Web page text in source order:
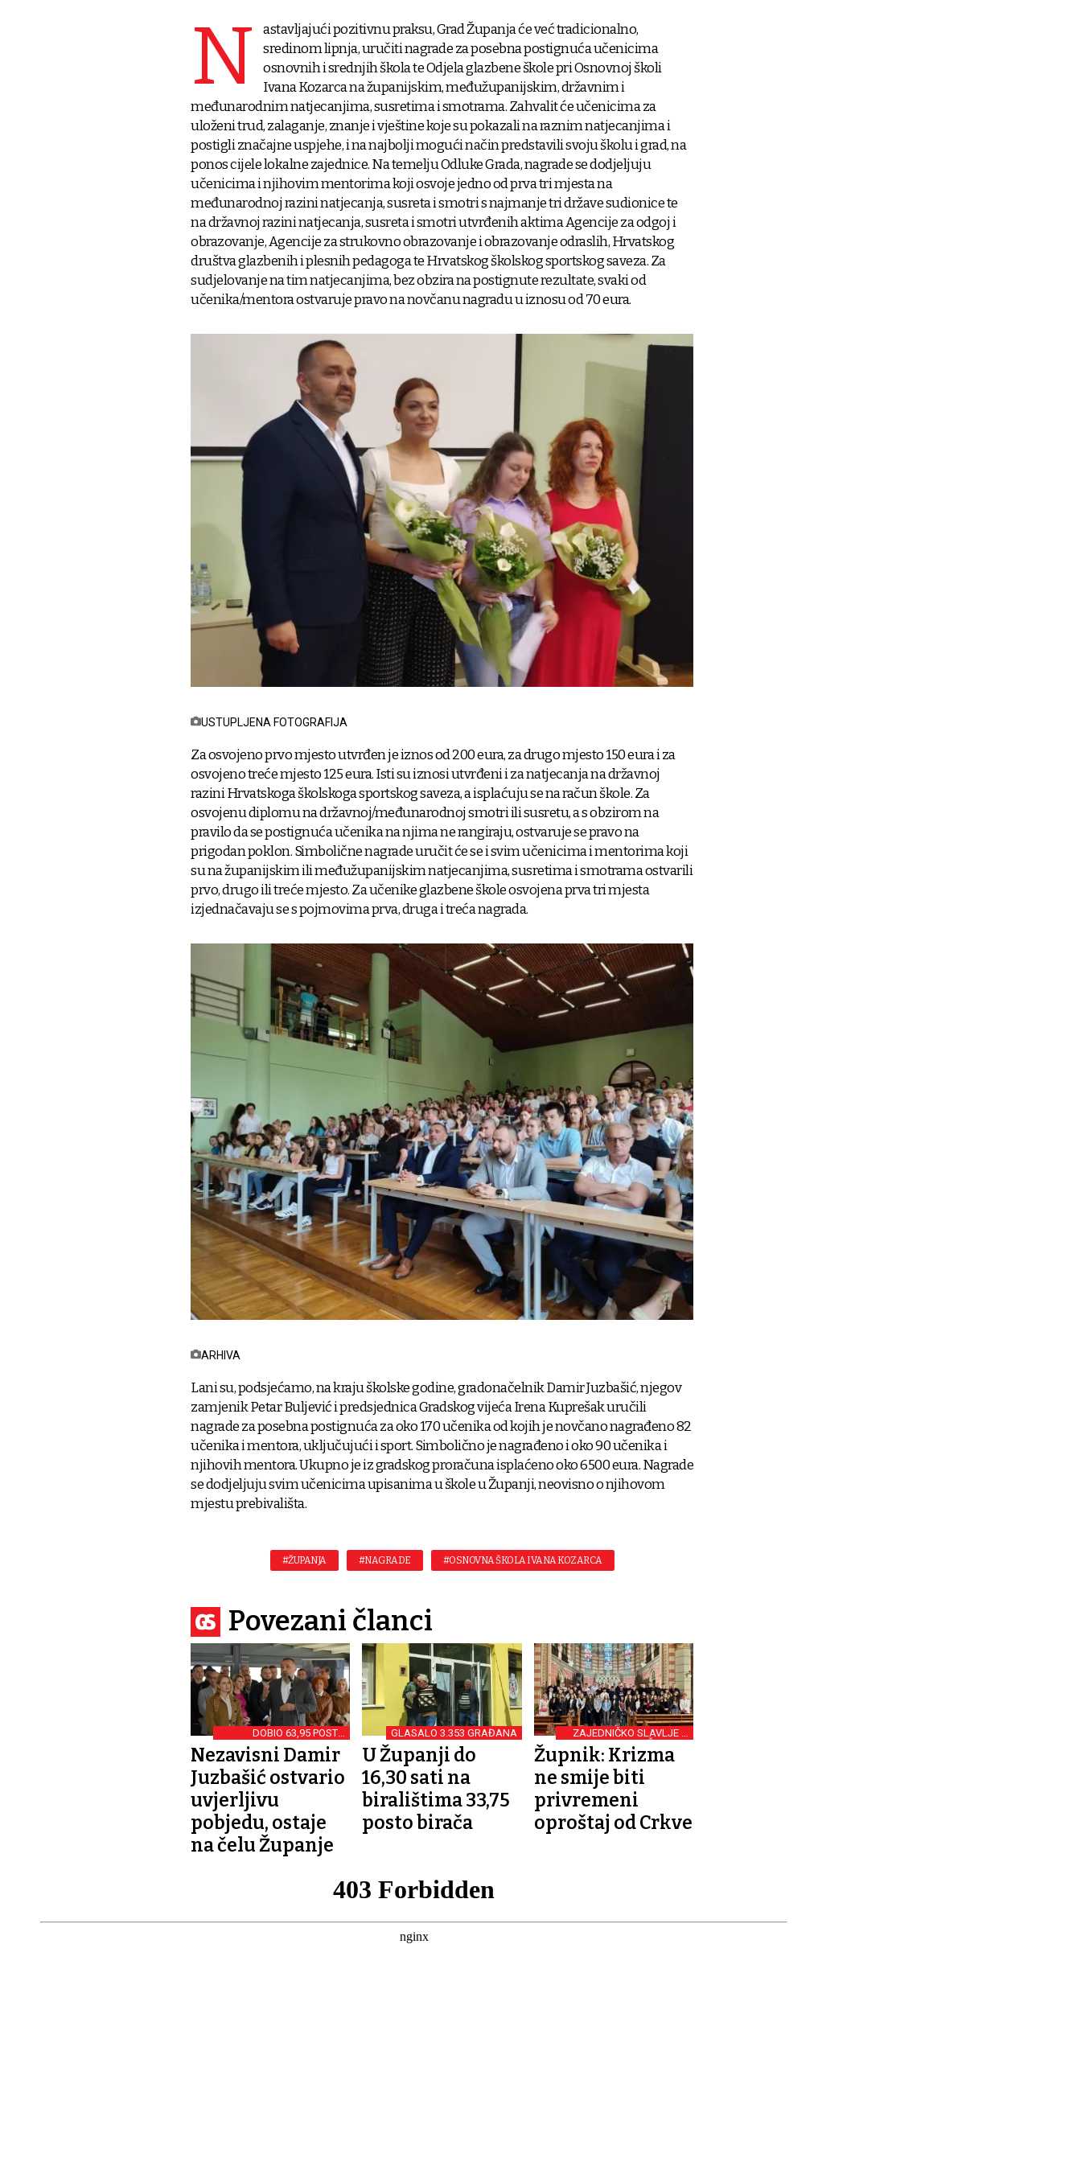
N
astavljajući pozitivnu praksu, Grad Županja će već tradicionalno,
sredinom lipnja, uručiti nagrade za posebna postignuća učenicima
osnovnih i srednjih škola te Odjela glazbene škole pri Osnovnoj školi
Ivana Kozarca na županijskim, međužupanijskim, državnim i
međunarodnim natjecanjima, susretima i smotrama. Zahvalit će učenicima za
uloženi trud, zalaganje, znanje i vještine koje su pokazali na raznim natjecanjima i
postigli značajne uspjehe, i na najbolji mogući način predstavili svoju školu i grad, na
ponos cijele lokalne zajednice. Na temelju Odluke Grada, nagrade se dodjeljuju
učenicima i njihovim mentorima koji osvoje jedno od prva tri mjesta na
međunarodnoj razini natjecanja, susreta i smotri s najmanje tri države sudionice te
na državnoj razini natjecanja, susreta i smotri utvrđenih aktima Agencije za odgoj i
obrazovanje, Agencije za strukovno obrazovanje i obrazovanje odraslih, Hrvatskog
društva glazbenih i plesnih pedagoga te Hrvatskog školskog sportskog saveza. Za
sudjelovanje na tim natjecanjima, bez obzira na postignute rezultate, svaki od
učenika/mentora ostvaruje pravo na novčanu nagradu u iznosu od 70 eura.
USTUPLJENA FOTOGRAFIJA
Za osvojeno prvo mjesto utvrđen je iznos od 200 eura, za drugo mjesto 150 eura i za
osvojeno treće mjesto 125 eura. Isti su iznosi utvrđeni i za natjecanja na državnoj
razini Hrvatskoga školskoga sportskog saveza, a isplaćuju se na račun škole. Za
osvojenu diplomu na državnoj/međunarodnoj smotri ili susretu, a s obzirom na
pravilo da se postignuća učenika na njima ne rangiraju, ostvaruje se pravo na
prigodan poklon. Simbolične nagrade uručit će se i svim učenicima i mentorima koji
su na županijskim ili međužupanijskim natjecanjima, susretima i smotrama ostvarili
prvo, drugo ili treće mjesto. Za učenike glazbene škole osvojena prva tri mjesta
izjednačavaju se s pojmovima prva, druga i treća nagrada.
ARHIVA
Lani su, podsjećamo, na kraju školske godine, gradonačelnik Damir Juzbašić, njegov
zamjenik Petar Buljević i predsjednica Gradskog vijeća Irena Kuprešak uručili
nagrade za posebna postignuća za oko 170 učenika od kojih je novčano nagrađeno 82
učenika i mentora, uključujući i sport. Simbolično je nagrađeno i oko 90 učenika i
njihovih mentora. Ukupno je iz gradskog proračuna isplaćeno oko 6500 eura. Nagrade
se dodjeljuju svim učenicima upisanima u škole u Županji, neovisno o njihovom
mjestu prebivališta.
#ŽUPANJA #NAGRADE #OSNOVNA ŠKOLA IVANA KOZARCA
Povezani članci
DOBIO 63,95 POSTO
GLASOVA
Nezavisni Damir
Juzbašić ostvario
uvjerljivu
pobjedu, ostaje
na čelu Županje
GLASALO 3.353 GRAĐANA
U Županji do
16,30 sati na
biralištima 33,75
posto birača
ZAJEDNIČKO SLAVLJE U
ŽUPANJI
Župnik: Krizma
ne smije biti
privremeni
oproštaj od Crkve